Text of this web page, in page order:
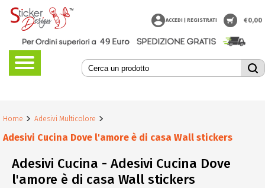
Home Adesivi Multicolore
Adesivi Cucina Dove l'amore è di casa Wall stickers
Adesivi Cucina - Adesivi Cucina Dove
l'amore è di casa Wall stickers
ACCEDI | REGISTRATI €0,00